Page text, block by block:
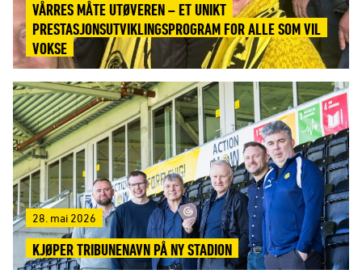
VÅRRES MÅTE UTØVEREN – ET UNIKT
PRESTASJONSUTVIKLINGSPROGRAM FOR ALLE SOM VIL
VOKSE
28. mai 2026
KJØPER TRIBUNENAVN PÅ NY STADION